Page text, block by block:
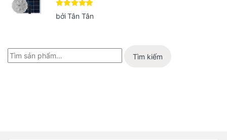
Được xếp
hạng 55
bởi Tân Tân
Tìm kiếm